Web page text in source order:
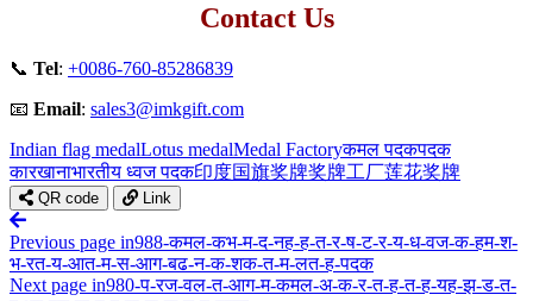
Contact Us
📞 Tel: +0086-760-85286839
📧 Email: sales3@imkgift.com
Indian flag medalLotus medalMedal Factoryकमल पदकपदक
कारखानाभारतीय ध्वज पदक印度国旗奖牌奖牌工厂莲花奖牌
QR code Link
Previous page in988-कमल-कभ-म-द-नह-ह-त-र-ष-ट-र-य-ध-वज-क-हम-श-
भ-रत-य-आत-म-स-आग-बढ-न-क-शक-त-म-लत-ह-पदक
Next page in980-प-रज-वल-त-आग-म-कमल-अ-क-र-त-ह-त-ह-यह-झ-ड-त-